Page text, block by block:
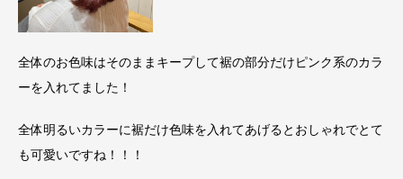
全体のお色味はそのままキープして裾の部分だけピンク系のカラ
ーを入れてました！
全体明るいカラーに裾だけ色味を入れてあげるとおしゃれでとて
も可愛いですね！！！